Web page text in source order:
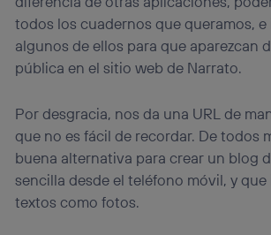
todos los cuadernos que queramos,
algunos de ellos para que aparezcan
pública en el sitio web de Narrato.
Por desgracia, nos da una URL de
que no es fácil de recordar. De todos
buena alternativa para crear un blog
sencilla desde el teléfono móvil, y
textos como fotos.
Este identificador se asigna a la conexión
lo que cualquier persona que conecte su
consienta el uso de la tecnología recibirá
identificador. Típicamente:
el marketing o análisis se realizará en
actividades de navegación de los
que hayan dado su consentimiento.
Si utilizasdatos móviles
, el marketing
personalizado, ya que se basará
navegación del usuario del móvil.